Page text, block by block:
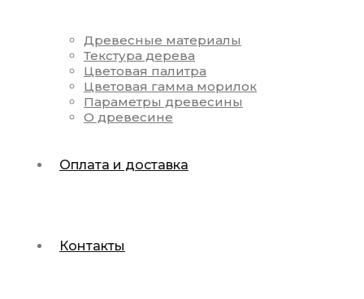
Древесные материалы
Текстура дерева
Цветовая палитра
Цветовая гамма морилок
Параметры древесины
О древесине
Оплата и доставка
Контакты